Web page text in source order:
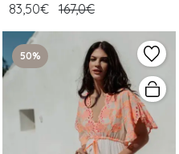
83,50€ 167,0€
50%